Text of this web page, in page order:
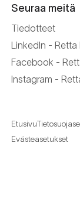
Seuraa meitä
Tiedotteet
LinkedIn - Retta
Facebook -
Instagram -
Etusivu
Evästeasetukset